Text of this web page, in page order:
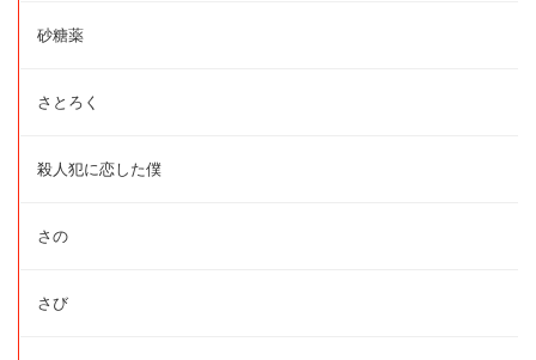
砂糖薬
さとろく
殺人犯に恋した僕
さの
さび